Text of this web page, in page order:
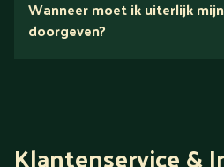
Ontdek alles over Gold
Wanneer moet ik uiterlijk
doorgeven?
Klantenservice &